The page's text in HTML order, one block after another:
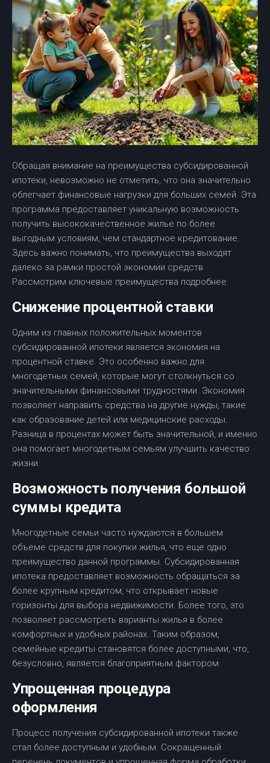
Обращая внимание на преимущества субсидированной
ипотеки, невозможно не отметить, что она значительно
облегчает финансовые нагрузки для больших семей. Эта
программа предоставляет уникальную возможность
получить высококачественное жилье по более
выгодным условиям, чем стандартное кредитование.
Здесь важно понимать, что преимущества выходят
далеко за рамки простой экономии средств.
Рассмотрим ключевые преимущества подробнее.
Снижение процентной ставки
Одним из главных положительных моментов
субсидированной ипотеки является экономия на
процентной ставке. Это особенно важно для
многодетных семей, которые могут столкнуться со
значительными финансовыми трудностями. Экономия
позволяет направить средства на другие нужды, такие
как образование детей или медицинские расходы.
Разница в процентах может быть значительной, и именно
она помогает многодетным семьям улучшить качество
жизни.
Возможность получения большой
суммы кредита
Многодетные семьи часто нуждаются в большем
объеме средств для покупки жилья, что еще одно
преимущество данной программы. Субсидированная
ипотека предоставляет возможность обращаться за
более крупным кредитом, что открывает новые
горизонты для выбора недвижимости. Более того, это
позволяет рассмотреть варианты жилья в более
комфортных и удобных районах. Таким образом,
семейные кредиты становятся более доступными, что,
безусловно, является благоприятным фактором.
Упрощенная процедура
оформления
Процесс получения субсидированной ипотеки также
стал более доступным и удобным. Сокращенный